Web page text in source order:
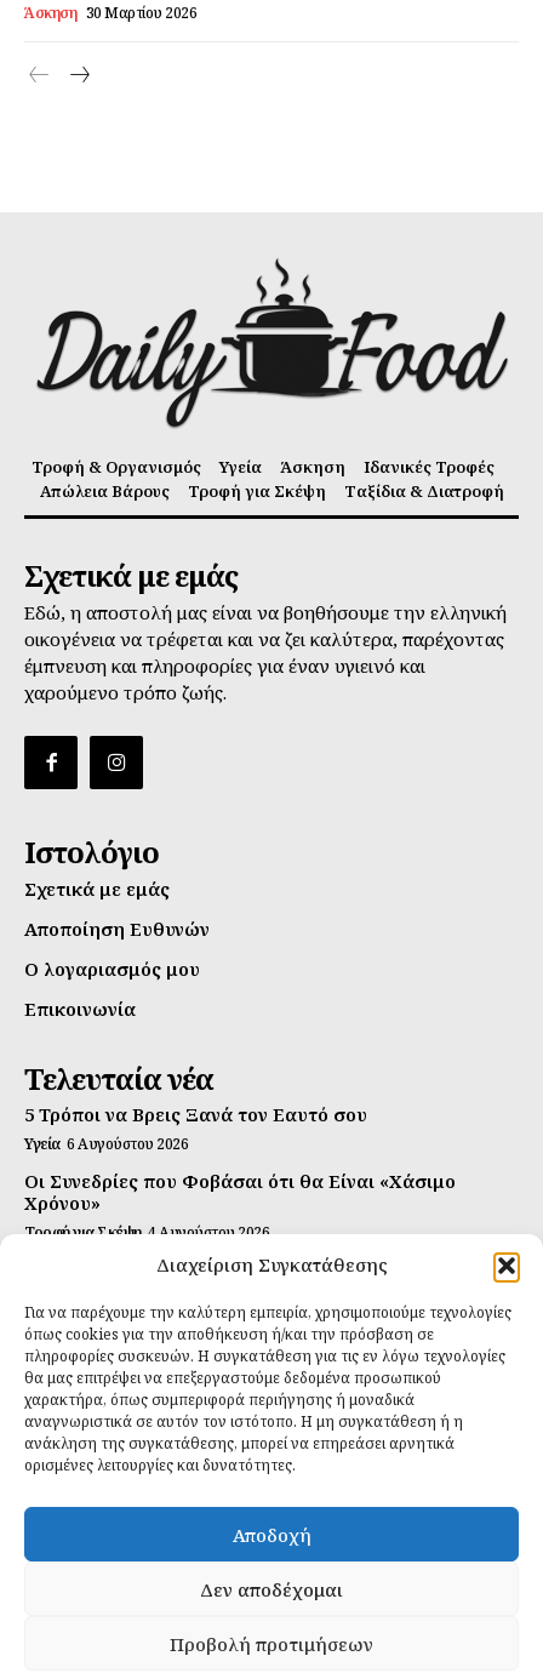
Διαχείριση Συγκατάθεσης
Για να παρέχουμε την καλύτερη εμπειρία, χρησιμοποιούμε τεχνολογίες
όπως cookies για την αποθήκευση ή/και την πρόσβαση σε
πληροφορίες συσκευών. Η συγκατάθεση για τις εν λόγω τεχνολογίες
θα μας επιτρέψει να επεξεργαστούμε δεδομένα προσωπικού
χαρακτήρα, όπως συμπεριφορά περιήγησης ή μοναδικά
αναγνωριστικά σε αυτόν τον ιστότοπο. Η μη συγκατάθεση ή η
ανάκληση της συγκατάθεσης, μπορεί να επηρεάσει αρνητικά
ορισμένες λειτουργίες και δυνατότητες.
Αποδοχή
Δεν αποδέχομαι
Προβολή προτιμήσεων
Άσκηση 30 Μαρτίου 2026
Τροφή & Οργανισμός Υγεία Άσκηση
Ιδανικές Τροφές
Απώλεια Βάρους
Τροφή για Σκέψη Ταξίδια & Διατροφή
Σχετικά με εμάς
Εδώ, η αποστολή μας είναι να βοηθήσουμε την ελληνική
οικογένεια να τρέφεται και να ζει καλύτερα, παρέχοντας
έμπνευση και πληροφορίες για έναν υγιεινό και
χαρούμενο τρόπο ζωής.
Ιστολόγιο
Σχετικά με εμάς
Αποποίηση Ευθυνών
Ο λογαριασμός μου
Επικοινωνία
Τελευταία νέα
5 Τρόποι να Βρεις Ξανά τον Εαυτό σου
Υγεία 6 Αυγούστου 2026
Οι Συνεδρίες που Φοβάσαι ότι θα Είναι «Χάσιμο
Χρόνου»
Τροφή για Σκέψη 4 Αυγούστου 2026
Αυτή Είναι η Συνταγή για Τέλεια Κομπούτσα
Ιδανικές Τροφές 26 Ιουλίου 2026
Εγγραφείτε
ΕΓΓΡΑΦΉ
Έχω διαβάσει και δέχομαι τηνπολιτική απορρήτου